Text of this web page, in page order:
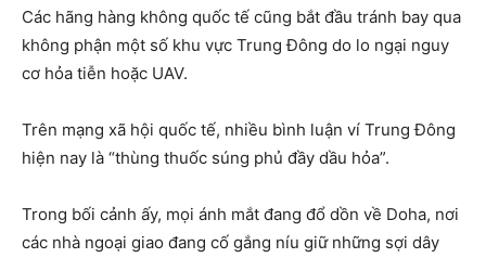
Các hãng hàng không quốc tế cũng bắt đầu tránh bay qua
không phận một số khu vực Trung Đông do lo ngại nguy
cơ hỏa tiễn hoặc UAV.
Trên mạng xã hội quốc tế, nhiều bình luận ví Trung Đông
hiện nay là “thùng thuốc súng phủ đầy dầu hỏa”.
Trong bối cảnh ấy, mọi ánh mắt đang đổ dồn về Doha, nơi
các nhà ngoại giao đang cố gắng níu giữ những sợi dây